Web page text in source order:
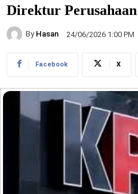
Direktur
By Hasan 24/06/2026 1:00 PM
Facebook X